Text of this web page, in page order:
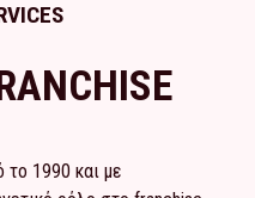
1990 και με